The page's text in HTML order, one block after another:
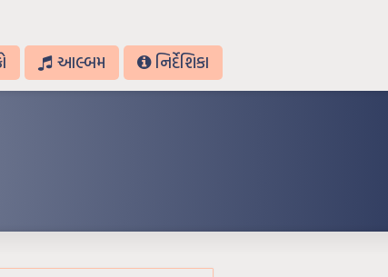
આલ્બમ નિર્દેશિકા